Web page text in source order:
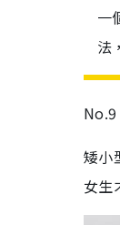
一
法
矮小
女生